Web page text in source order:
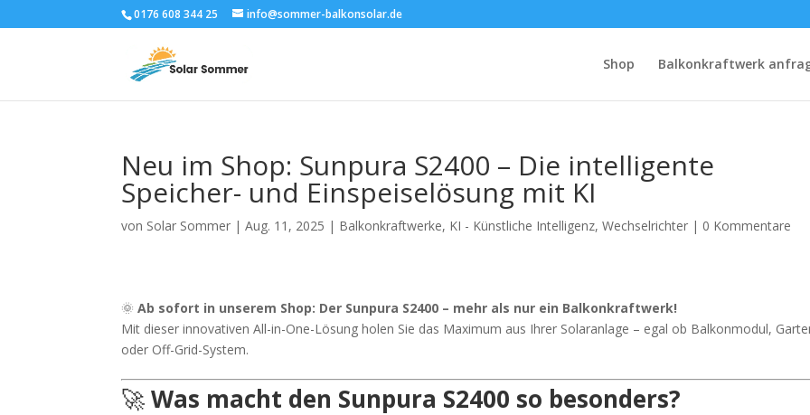
0176 608 344 25 info@sommer-balkonsolar.de
Shop Balkonkraftwerk
Neu im Shop: Sunpura S2400 – Die intelligente
Speicher- und Einspeiselösung mit KI
von Solar Sommer |Aug. 11, 2025 | Balkonkraftwerke, KI - Künstliche Intelligenz,Wechselrichter | 0 Kommentare
🌞Ab sofort in unserem Shop: Der Sunpura S2400 – mehr als nur ein Balkonkraftwerk!
Mit dieser innovativen All-in-One-Lösung holen Sie das Maximum aus Ihrer Solaranlage – egal ob Balkonmodul,
oder Off-Grid-System.
🚀Was macht den Sunpura S2400 so besonders?